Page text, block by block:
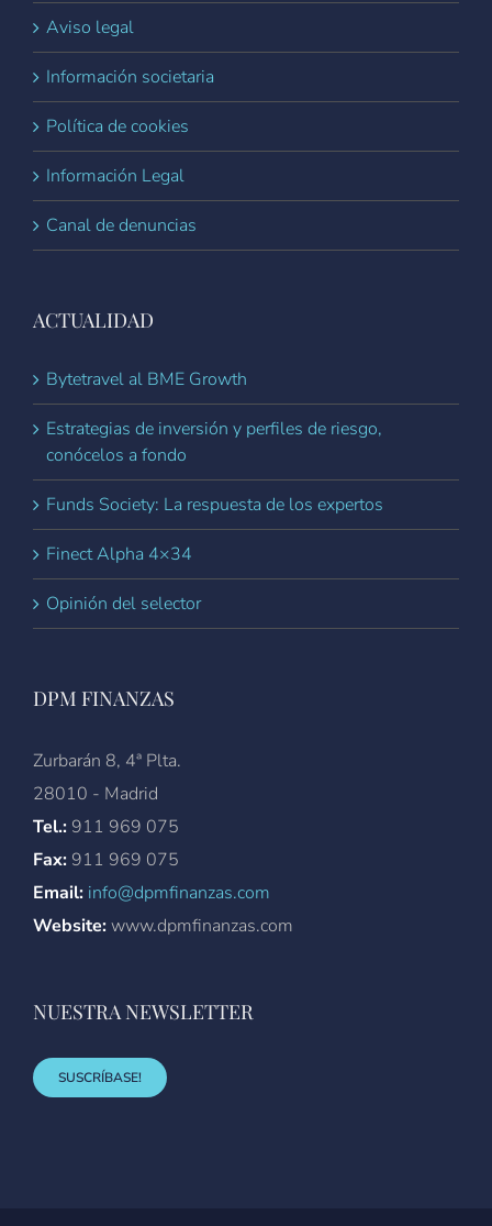
Aviso legal
Información societaria
Política de cookies
Información Legal
Canal de denuncias
ACTUALIDAD
Bytetravel al BME Growth
Estrategias de inversión y perfiles de riesgo,
conócelos a fondo
Funds Society: La respuesta de los expertos
Finect Alpha 4×34
Opinión del selector
DPM FINANZAS
Zurbarán 8, 4ª Plta.
28010 - Madrid
Tel.: 911 969 075
Fax: 911 969 075
Email: info@dpmfinanzas.com
Website:www.dpmfinanzas.com
NUESTRA NEWSLETTER
SUSCRÍBASE!